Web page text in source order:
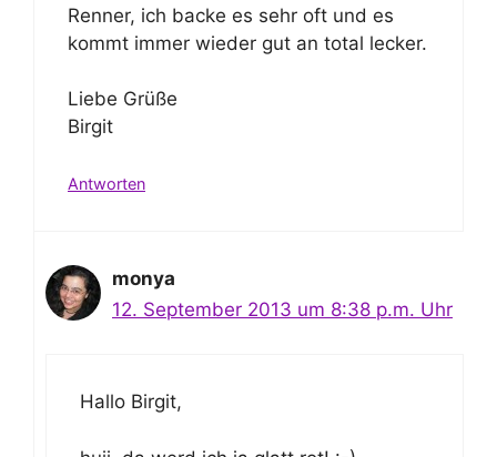
Renner, ich backe es sehr oft und es
kommt immer wieder gut an total lecker.
Liebe Grüße
Birgit
Antworten
monya
12. September 2013 um 8:38 p.m. Uhr
Hallo Birgit,